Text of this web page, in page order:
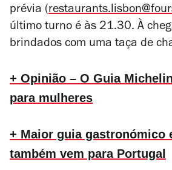
prévia (
último turno é às 21.30. À
brindados com uma taça de
+ Opinião – O Guia
para mulheres
+ Maior guia gastronómico
também vem para Portugal